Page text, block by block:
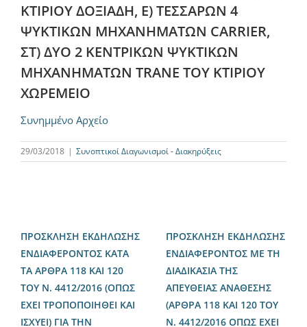
ΚΤΙΡΙΟΥ ΔΟΞΙΑΔΗ, Ε) ΤΕΣΣΑΡΩΝ 4
ΨΥΚΤΙΚΩΝ ΜΗΧΑΝΗΜΑΤΩΝ CARRIER,
ΣΤ) ΔΥΟ 2 ΚΕΝΤΡΙΚΩΝ ΨΥΚΤΙΚΩΝ
ΜΗΧΑΝΗΜΑΤΩΝ TRANE ΤΟΥ ΚΤΙΡΙΟΥ
ΧΩΡΕΜΕΙΟ
Συνημμένο Αρχείο
29/03/2018 | Συνοπτικοί Διαγωνισμοί - Διακηρύξεις
ΠΡΟΣΚΛΗΣΗ ΕΚΔΗΛΩΣΗΣ
ΕΝΔΙΑΦΕΡΟΝΤΟΣ ΚΑΤΑ
ΤΑ ΑΡΘΡΑ 118 ΚΑΙ 120
ΤΟΥ Ν. 4412/2016 (ΟΠΩΣ
ΕΧΕΙ ΤΡΟΠΟΠΟΙΗΘΕΙ ΚΑΙ
ΙΣΧΥΕΙ) ΓΙΑ ΤΗΝ
ΠΡΟΣΚΛΗΣΗ ΕΚΔΗΛΩΣΗΣ
ΕΝΔΙΑΦΕΡΟΝΤΟΣ ΜΕ ΤΗ
ΔΙΑΔΙΚΑΣΙΑ ΤΗΣ
ΑΠΕΥΘΕΙΑΣ ΑΝΑΘΕΣΗΣ
(ΑΡΘΡΑ 118 ΚΑΙ 120 ΤΟΥ
Ν. 4412/2016 ΟΠΩΣ ΕΧΕΙ